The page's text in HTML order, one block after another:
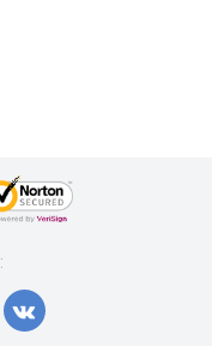
: